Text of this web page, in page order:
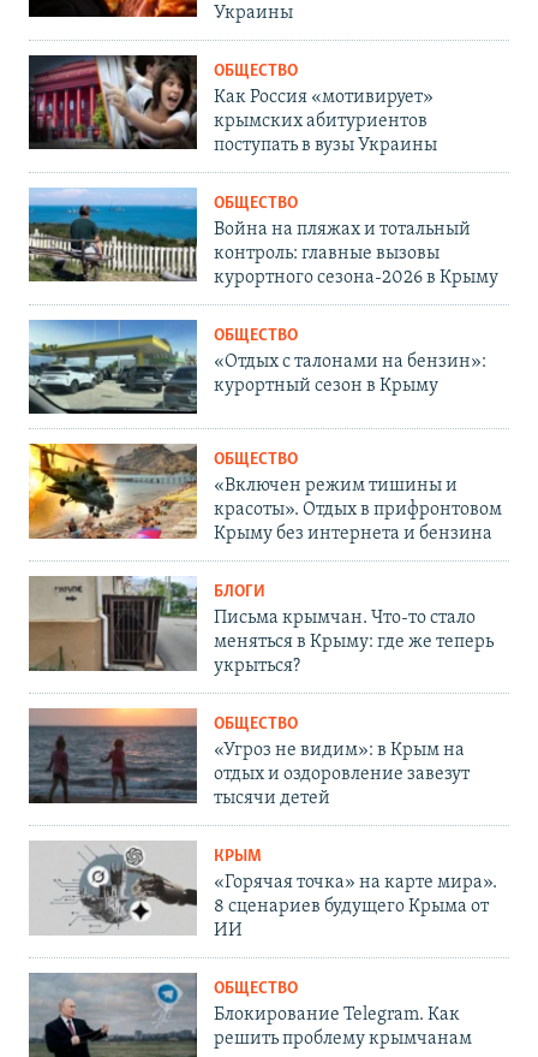
Украины
ОБЩЕСТВО
Как Россия «мотивирует»
крымских абитуриентов
поступать в вузы Украины
ОБЩЕСТВО
Война на пляжах и тотальный
контроль: главные вызовы
курортного сезона-2026 в Крыму
ОБЩЕСТВО
«Отдых с талонами на бензин»:
курортный сезон в Крыму
ОБЩЕСТВО
«Включен режим тишины и
красоты». Отдых в прифронтовом
Крыму без интернета и бензина
БЛОГИ
Письма крымчан. Что-то стало
меняться в Крыму: где же теперь
укрыться?
ОБЩЕСТВО
«Угроз не видим»: в Крым на
отдых и оздоровление завезут
тысячи детей
КРЫМ
«Горячая точка» на карте мира».
8 сценариев будущего Крыма от
ИИ
ОБЩЕСТВО
Блокирование Telegram. Как
решить проблему крымчанам